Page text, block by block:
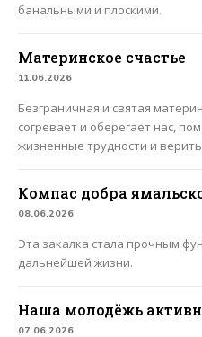
банальными и плоскими.
Материнское счастье
11.06.2026
Безграничная и святая
согревает и оберегает нас,
жизненные трудности и
Компас добра
08.06.2026
Эта закалка стала прочным
дальнейшей жизни.
Наша молодёжь
07.06.2026